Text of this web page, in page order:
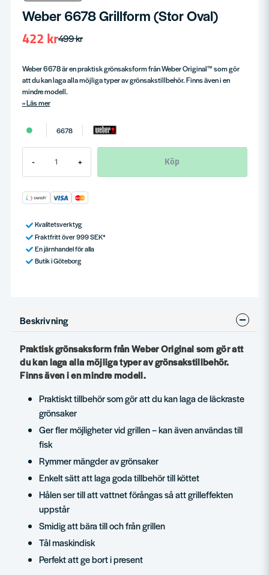
Weber 6678 Grillform (Stor Oval)
499 kr
422 kr
Weber 6678 är en praktisk grönsaksform från Weber Original™ som gör
att du kan laga alla möjliga typer av grönsakstillbehör. Finns även i en
mindre modell.
Läs mer
6678
- + Köp
Kvalitetsverktyg
Fraktfritt över 999 SEK*
En järnhandel för alla
Butik i Göteborg
Beskrivning
Praktisk grönsaksform från Weber Original som gör att
du kan laga alla möjliga typer av grönsakstillbehör.
Finns även i en mindre modell.
Praktiskt tillbehör som gör att du kan laga de läckraste
grönsaker
Ger fler möjligheter vid grillen – kan även användas till
fisk
Rymmer mängder av grönsaker
Enkelt sätt att laga goda tillbehör till köttet
Hålen ser till att vattnet förångas så att grilleffekten
uppstår
Smidig att bära till och från grillen
Tål maskindisk
Perfekt att ge bort i present